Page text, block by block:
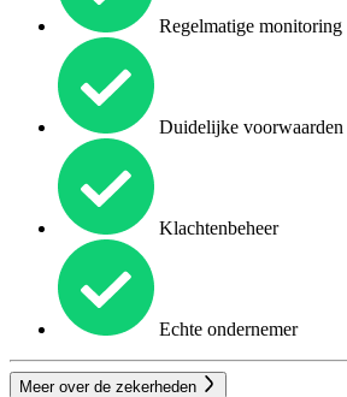
Regelmatige monitoring
Duidelijke voorwaarden
Klachtenbeheer
Echte ondernemer
Meer over de zekerheden